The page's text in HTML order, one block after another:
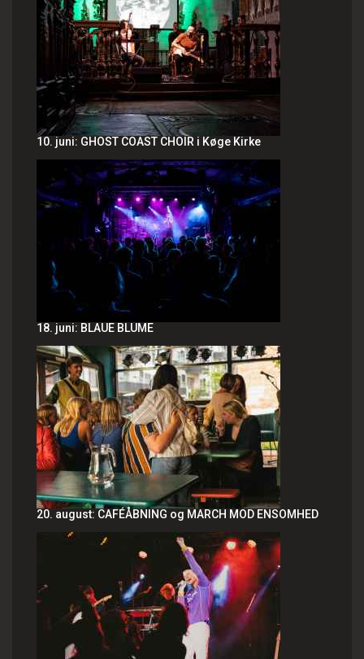
10. juni: GHOST COAST CHOIR i Køge Kirke
18. juni: BLAUE BLUME
20. august: CAFÉÅBNING og MARCH MOD ENSOMHED